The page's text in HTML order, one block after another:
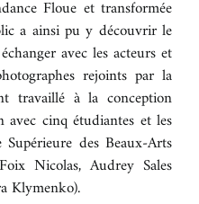
Floue et transformée
a ainsi pu y découvrir le
avec les acteurs et
rejoints par la
travaillé à la conception
avec cinq étudiantes et les
des Beaux-Arts
Nicolas, Audrey Sales
Klymenko).